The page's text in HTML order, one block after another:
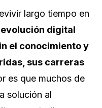
largo tiempo en
digital
el conocimiento y
sus carreras
es que muchos de
solución al